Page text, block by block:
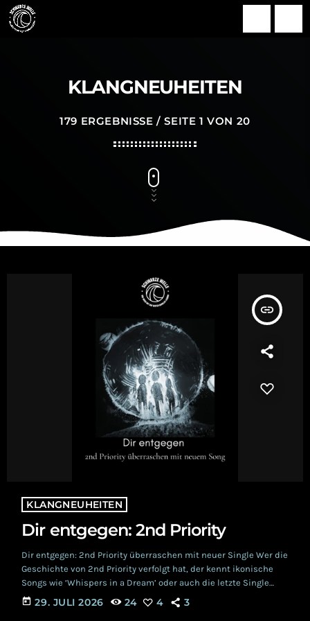
KLANGNEUHEITEN
179 ERGEBNISSE / SEITE 1 VON 20
insert_link
KLANGNEUHEITEN
Dir entgegen: 2nd Priority
Dir entgegen: 2nd Priority überraschen mit neuer Single Wer die
Geschichte von 2nd Priority verfolgt hat, der kennt ikonische
Songs wie ‘Whispers in a Dream’ oder auch die letzte Single
‘When you Came Around’. Seit vergangenem Frühling ist
Sängerin Franziska Widmer Teil der Schweizer Band. Heute
today 29. JULI 2026 24 4 3